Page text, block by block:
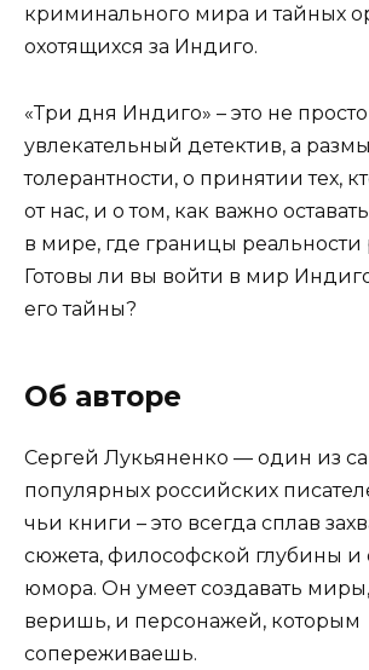
криминального мира и тайных
охотящихся за Индиго.
«Три дня Индиго» – это не просто
увлекательный детектив, а
толерантности, о принятии тех,
от нас, и о том, как важно
в мире, где границы реальности
Готовы ли вы войти в мир
его тайны?
Об авторе
Сергей Лукьяненко — один из
популярных российских
чьи книги – это всегда сплав
сюжета, философской глубины и
юмора. Он умеет создавать
веришь, и персонажей, которым
сопереживаешь.